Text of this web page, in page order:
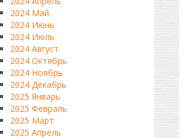
2024 Май
2024 Июнь
2024 Июль
2024 Август
2024 Октябрь
2024 Ноябрь
2024 Декабрь
2025 Январь
2025 Февраль
2025 Март
2025 Апрель